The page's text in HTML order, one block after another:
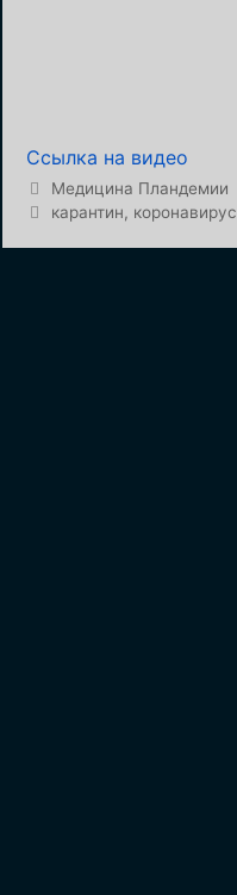
Ссылка на видео
Рубрики
Медицина Пландемии
Метки
карантин, коронавирус